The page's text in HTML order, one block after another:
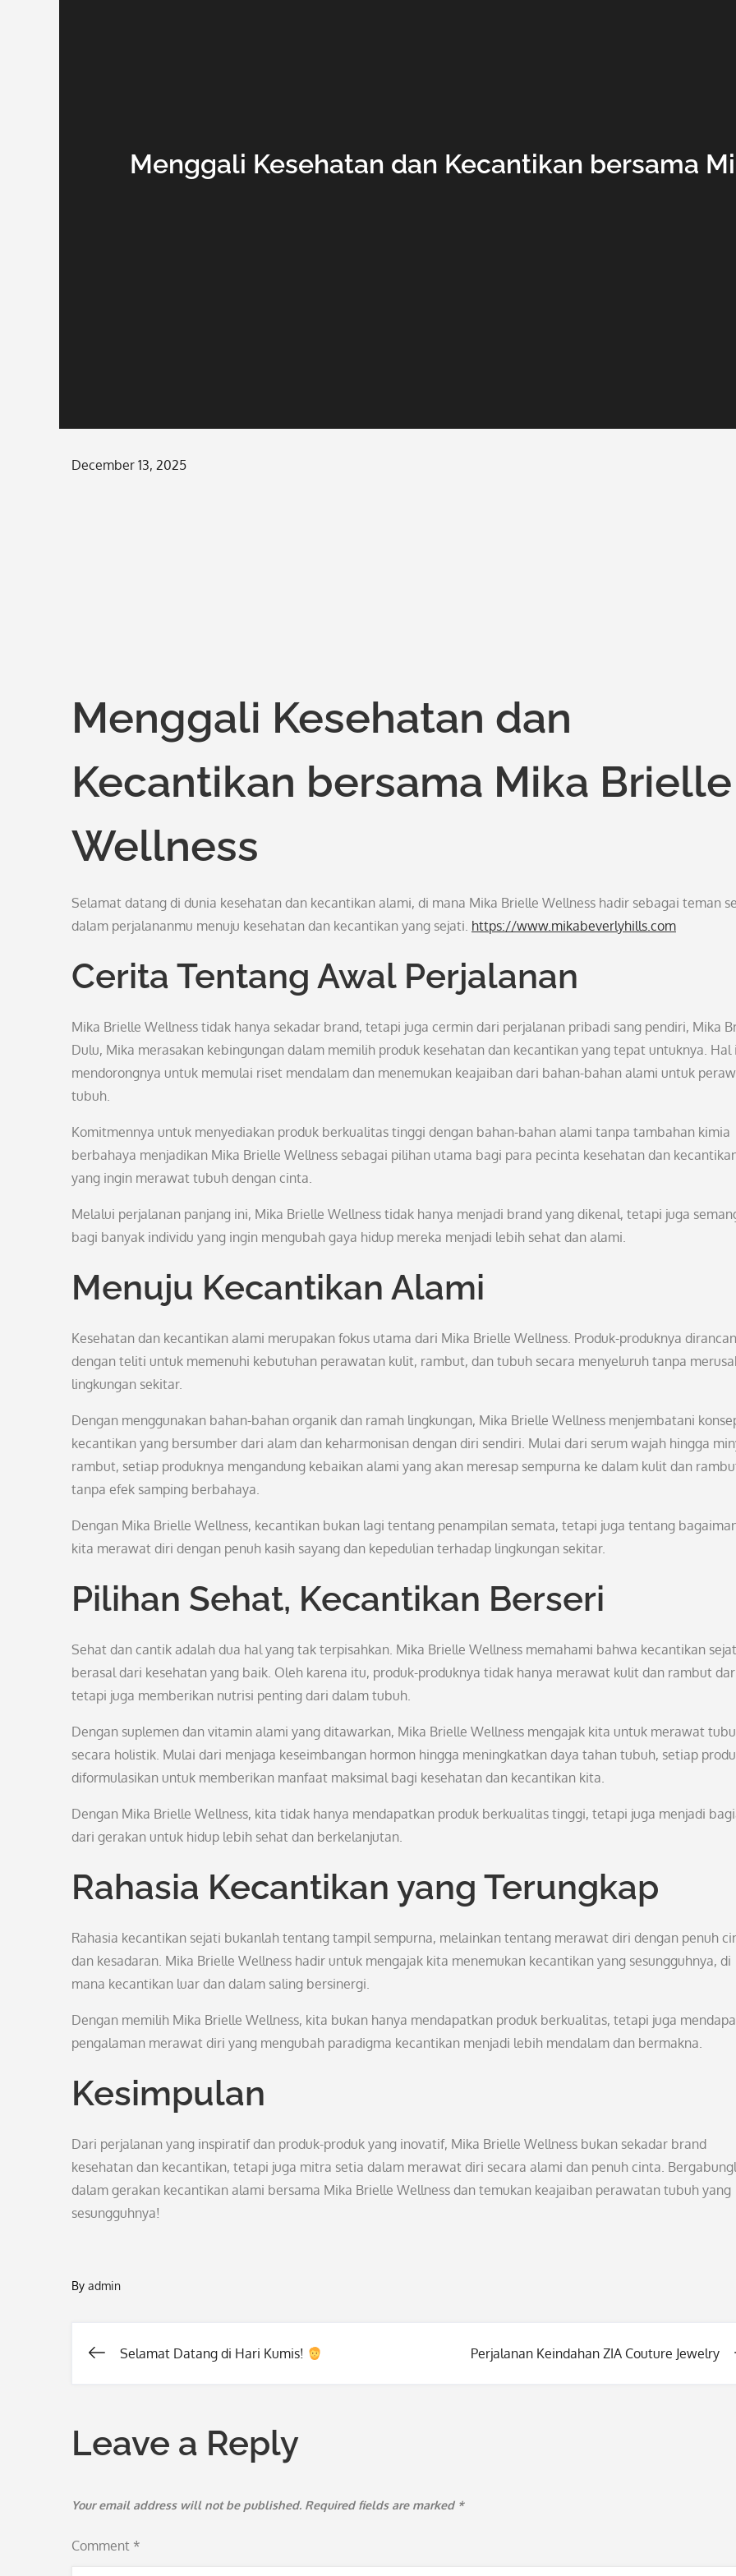
Menggali Kesehatan dan Kecantikan bersama
Posted
December 13, 2025
Menggali Kesehatan dan
Kecantikan bersama Mika Brielle
Wellness
Selamat datang di dunia kesehatan dan kecantikan alami, di mana Mika Brielle Wellness hadir sebagai teman
dalam perjalananmu menuju kesehatan dan kecantikan yang sejati. https://www.mikabeverlyhills.com
Cerita Tentang Awal Perjalanan
Mika Brielle Wellness tidak hanya sekadar brand, tetapi juga cermin dari perjalanan pribadi sang pendiri, Mika
Dulu, Mika merasakan kebingungan dalam memilih produk kesehatan dan kecantikan yang tepat untuknya. Hal
mendorongnya untuk memulai riset mendalam dan menemukan keajaiban dari bahan-bahan alami untuk
tubuh.
Komitmennya untuk menyediakan produk berkualitas tinggi dengan bahan-bahan alami tanpa tambahan kimia
berbahaya menjadikan Mika Brielle Wellness sebagai pilihan utama bagi para pecinta kesehatan dan
yang ingin merawat tubuh dengan cinta.
Melalui perjalanan panjang ini, Mika Brielle Wellness tidak hanya menjadi brand yang dikenal, tetapi juga
bagi banyak individu yang ingin mengubah gaya hidup mereka menjadi lebih sehat dan alami.
Menuju Kecantikan Alami
Kesehatan dan kecantikan alami merupakan fokus utama dari Mika Brielle Wellness. Produk-produknya
dengan teliti untuk memenuhi kebutuhan perawatan kulit, rambut, dan tubuh secara menyeluruh tanpa
lingkungan sekitar.
Dengan menggunakan bahan-bahan organik dan ramah lingkungan, Mika Brielle Wellness menjembatani
kecantikan yang bersumber dari alam dan keharmonisan dengan diri sendiri. Mulai dari serum wajah hingga
rambut, setiap produknya mengandung kebaikan alami yang akan meresap sempurna ke dalam kulit dan
tanpa efek samping berbahaya.
Dengan Mika Brielle Wellness, kecantikan bukan lagi tentang penampilan semata, tetapi juga tentang
kita merawat diri dengan penuh kasih sayang dan kepedulian terhadap lingkungan sekitar.
Pilihan Sehat, Kecantikan Berseri
Sehat dan cantik adalah dua hal yang tak terpisahkan. Mika Brielle Wellness memahami bahwa kecantikan
berasal dari kesehatan yang baik. Oleh karena itu, produk-produknya tidak hanya merawat kulit dan rambut
tetapi juga memberikan nutrisi penting dari dalam tubuh.
Dengan suplemen dan vitamin alami yang ditawarkan, Mika Brielle Wellness mengajak kita untuk merawat
secara holistik. Mulai dari menjaga keseimbangan hormon hingga meningkatkan daya tahan tubuh, setiap
diformulasikan untuk memberikan manfaat maksimal bagi kesehatan dan kecantikan kita.
Dengan Mika Brielle Wellness, kita tidak hanya mendapatkan produk berkualitas tinggi, tetapi juga menjadi
dari gerakan untuk hidup lebih sehat dan berkelanjutan.
Rahasia Kecantikan yang Terungkap
Rahasia kecantikan sejati bukanlah tentang tampil sempurna, melainkan tentang merawat diri dengan penuh
dan kesadaran. Mika Brielle Wellness hadir untuk mengajak kita menemukan kecantikan yang sesungguhnya, di
mana kecantikan luar dan dalam saling bersinergi.
Dengan memilih Mika Brielle Wellness, kita bukan hanya mendapatkan produk berkualitas, tetapi juga
pengalaman merawat diri yang mengubah paradigma kecantikan menjadi lebih mendalam dan bermakna.
Kesimpulan
Dari perjalanan yang inspiratif dan produk-produk yang inovatif, Mika Brielle Wellness bukan sekadar brand
kesehatan dan kecantikan, tetapi juga mitra setia dalam merawat diri secara alami dan penuh cinta.
dalam gerakan kecantikan alami bersama Mika Brielle Wellness dan temukan keajaiban perawatan tubuh yang
sesungguhnya!
By admin
Post
Selamat Datang di Hari Kumis! Perjalanan Keindahan ZIA Couture Jewelry
Leave a Reply
Your email address will not be published. Required fields are marked *
Comment *